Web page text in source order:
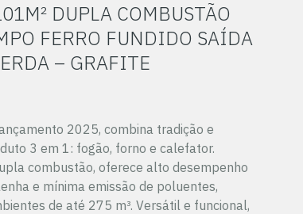
DUPLA COMBUSTÃO
FERRO FUNDIDO SAÍDA
– GRAFITE
2025, combina tradição e
3 em 1: fogão, forno e calefator.
combustão, oferece alto desempenho
e mínima emissão de poluentes,
de até 275 m³. Versátil e funcional,